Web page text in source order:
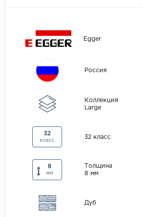
Egger
Россия
Коллекция
Large
32
класс
32 класс
8
мм
Толщина
8 мм
Дуб